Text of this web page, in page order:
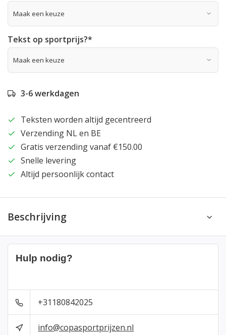
Tekst op sportprijs?*
3-6 werkdagen
Teksten worden altijd gecentreerd
Verzending NL en BE
Gratis verzending vanaf €150.00
Snelle levering
Altijd persoonlijk contact
Beschrijving
Hulp nodig?
+31180842025
info@copasportprijzen.nl